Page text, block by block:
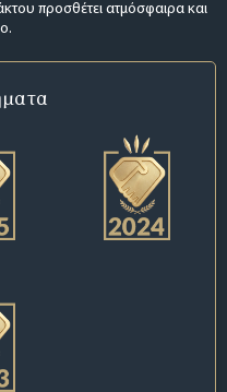
προσθέτει ατμόσφαιρα και